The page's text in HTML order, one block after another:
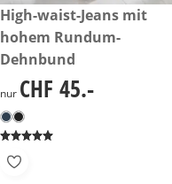
CHF 45.-
High-waist-Jeans mit
hohem Rundum-
Dehnbund
CHF 45.-
nur CHF 45.-